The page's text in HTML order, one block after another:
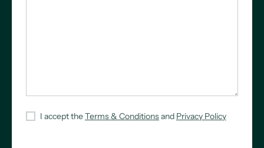
I accept theTerms & Conditionsand Privacy Policy